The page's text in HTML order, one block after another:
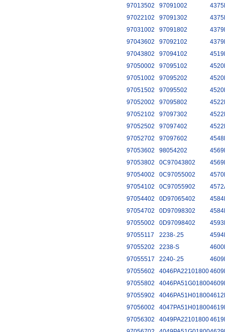
97013502
97091002
97022102
97091302
97031002
97091802
97043602
97092102
97043802
97094102
97050002
97095102
97051002
97095202
97051502
97095502
97052002
97095802
97052102
97097302
97052502
97097402
97052702
97097602
97053602
98054202
97053802
0C97043802
97054002
0C97055002
97054102
0C97055902
97054402
0D97065402
97054702
0D97098302
97055002
0D97098402
97055117
2238-.25
97055202
2238-S
97055517
2240-.25
97055602
4046PA22101800
97055802
4046PA51G01800
97055902
4046PA51H01800
97056002
4047PA51H01800
97056302
4049PA22101800